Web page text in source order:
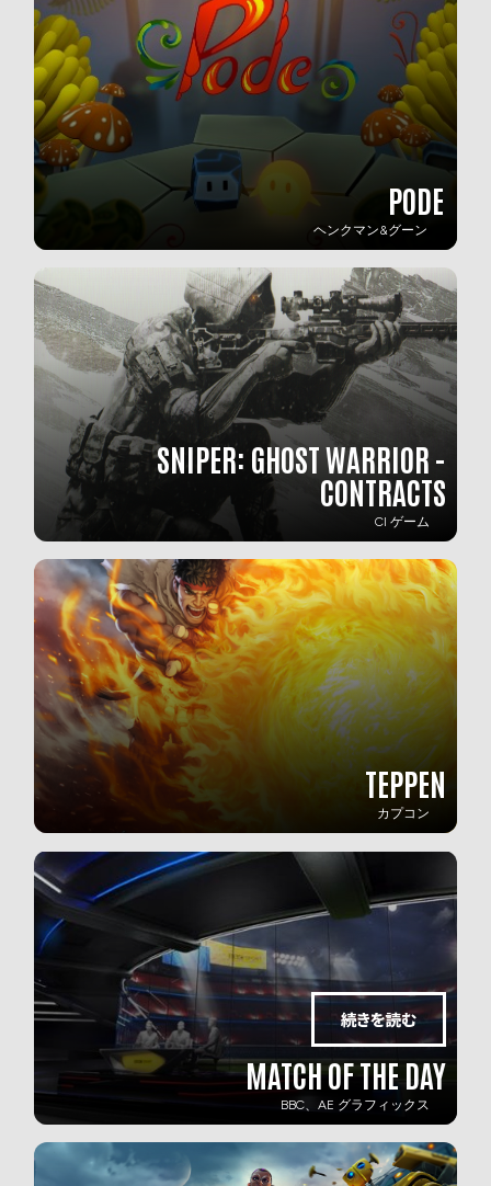
PODE
ヘンクマン&グーン
SNIPER: GHOST WARRIOR -
CONTRACTS
CI ゲーム
TEPPEN
カプコン
MATCH OF THE DAY
BBC、AE グラフィックス